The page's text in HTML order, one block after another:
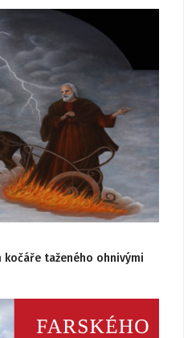
kočáře taženého ohnivými